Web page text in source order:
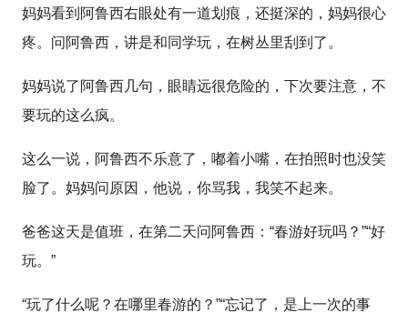
妈妈看到阿鲁西右眼处有一道划痕，还挺深的，妈妈很心
疼。问阿鲁西，讲是和同学玩，在树丛里刮到了。
妈妈说了阿鲁西几句，眼睛远很危险的，下次要注意，不
要玩的这么疯。
这么一说，阿鲁西不乐意了，嘟着小嘴，在拍照时也没笑
脸了。妈妈问原因，他说，你骂我，我笑不起来。
爸爸这天是值班，在第二天问阿鲁西：“春游好玩吗？”“好
玩。”
“玩了什么呢？在哪里春游的？”“忘记了，是上一次的事